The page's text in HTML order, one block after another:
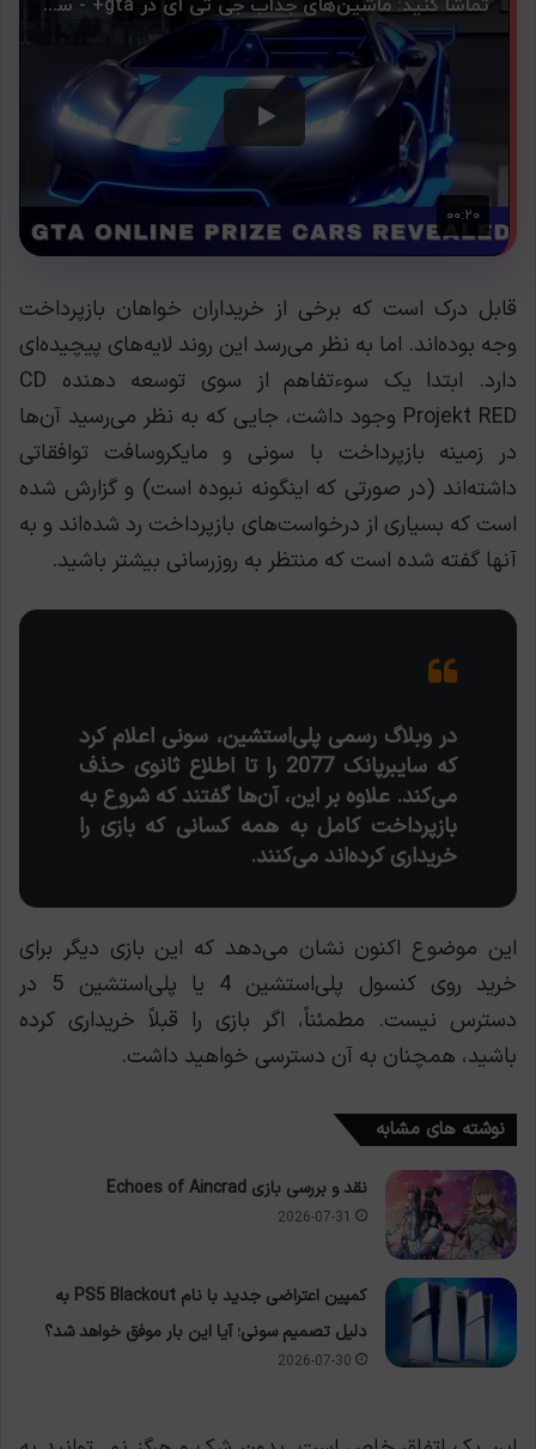
قابل درک است که برخی از خریداران خواهان بازپرداخت
وجه بوده‌اند. اما به نظر می‌رسد این روند لایه‌های پیچیده‌ای
دارد. ابتدا یک سوءتفاهم از سوی توسعه دهنده CD
Projekt RED وجود داشت، جایی که به نظر می‌رسید آن‌ها
در زمینه بازپرداخت با سونی و مایکروسافت توافقاتی
داشته‌اند (در صورتی که اینگونه نبوده است) و گزارش شده
است که بسیاری از درخواست‌های بازپرداخت رد شده‌اند و به
آنها گفته شده است که منتظر به روزرسانی بیشتر باشید.
در وبلاگ رسمی پلی‌استشین، سونی اعلام کرد
که سایبرپانک 2077 را تا اطلاع ثانوی حذف
می‌کند. علاوه بر این، آن‌ها گفتند که شروع به
بازپرداخت کامل به همه کسانی که بازی را
خریداری کرده‌اند می‌کنند.
این موضوع اکنون نشان می‌دهد که این بازی دیگر برای
خرید روی کنسول پلی‌استشین 4 یا پلی‌استشین 5 در
دسترس نیست. مطمئناً، اگر بازی را قبلاً خریداری کرده
باشید، همچنان به آن دسترسی خواهید داشت.
نوشته های مشابه
نقد و بررسی بازی Echoes of Aincrad
2026-07-31
کمپین اعتراضی جدید با نام PS5 Blackout به
دلیل تصمیم سونی؛ آیا این بار موفق خواهد شد؟
2026-07-30